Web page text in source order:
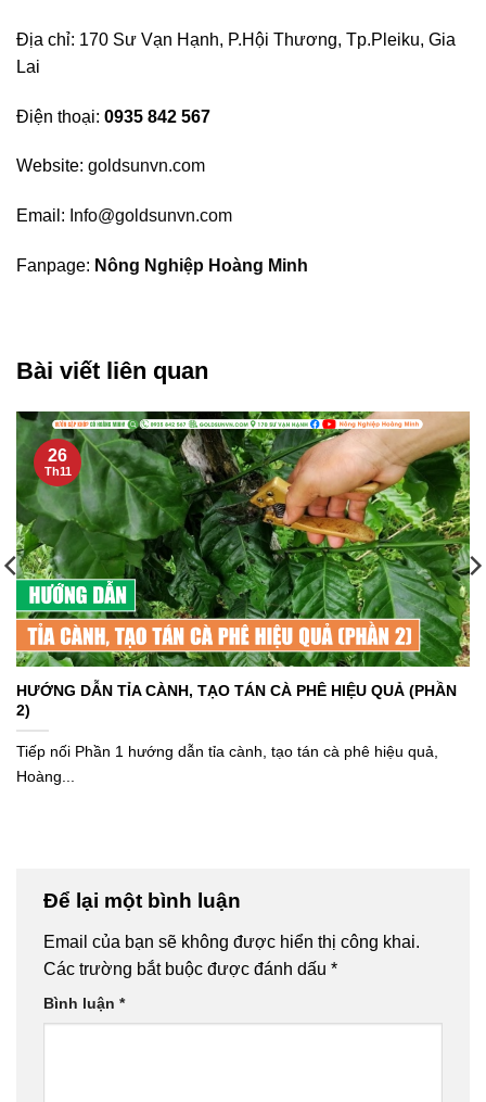
Địa chỉ: 170 Sư Vạn Hạnh, P.Hội Thương, Tp.Pleiku, Gia
Lai
Điện thoại: 0935 842 567
Website: goldsunvn.com
Email: Info@goldsunvn.com
Fanpage: Nông Nghiệp Hoàng Minh
Bài viết liên quan
HƯỚNG DẪN TỈA CÀNH, TẠO TÁN CÀ PHÊ HIỆU QUẢ (PHẦN
2)
Tiếp nối Phần 1 hướng dẫn tỉa cành, tạo tán cà phê hiệu quả,
Hoàng...
26
Th11
Để lại một bình luận
Email của bạn sẽ không được hiển thị công khai.
Các trường bắt buộc được đánh dấu *
Bình luận *